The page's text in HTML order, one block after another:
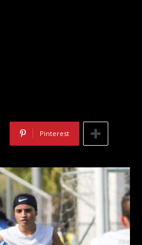
Pinterest